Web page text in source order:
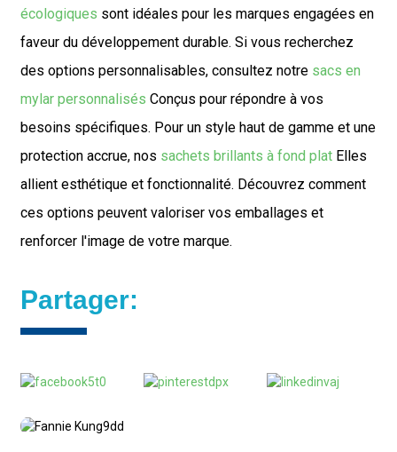
écologiques sont idéales pour les marques engagées en
faveur du développement durable. Si vous recherchez
des options personnalisables, consultez notre sacs en
mylar personnalisés Conçus pour répondre à vos
besoins spécifiques. Pour un style haut de gamme et une
protection accrue, nos sachets brillants à fond platElles
allient esthétique et fonctionnalité. Découvrez comment
ces options peuvent valoriser vos emballages et
renforcer l'image de votre marque.
Partager: